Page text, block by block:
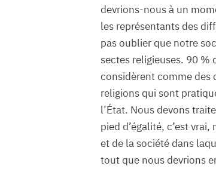
devrions-nous à un
les représentants des
pas oublier que notre
sectes religieuses. 90 %
considèrent comme des
religions qui sont
l’État. Nous devons
pied d’égalité, c’est
et de la société dans
tout que nous devrions